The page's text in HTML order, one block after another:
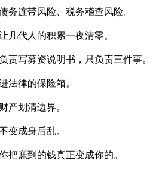
务连带风险、税务稽查风险。
几代人的积累一夜清零。
责写募资说明书，只负责三件事。
法律的保险箱。
产划清边界。
变成身后乱。
把赚到的钱真正变成你的。